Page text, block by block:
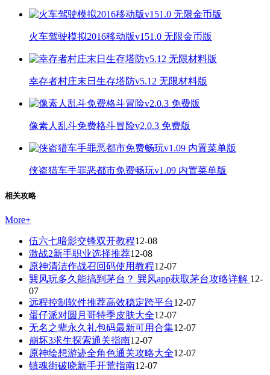
火车驾驶模拟2016移动版v151.0 无限金币版
幸存者村庄末日生存塔防v5.12 无限材料版
像素人乱斗免费格斗冒险v2.0.3 免费版
侠盗猎车手罪恶都市免费畅玩v1.09 内置菜单版
相关攻略
More+
伍六七暗影交锋双开教程12-08
激战2新手职业选择推荐12-08
原神清洁作战召回码使用教程12-07
巽风玩多久能搞到茅台？ 巽风app获取茅台攻略详解 12-
07
远程控制软件推荐高效稳定跨平台12-07
蛋仔派对圆月哥特季皮肤大全12-07
无名之辈永久礼包码最新可用合集12-07
崩坏3求生探索通关指南12-07
原神绘想游迹全角色通关攻略大全12-07
镇魂街破晓新手开荒指南12-07